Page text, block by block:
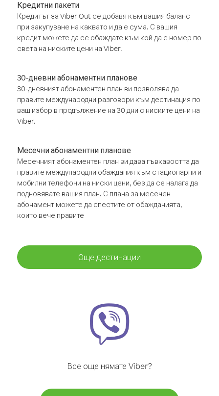
Кредитни пакети
Кредитът за Viber Out се добавя към вашия баланс
при закупуване на каквато и да е сума. С вашия
кредит можете да се обаждате към кой да е номер по
света на ниските цени на Viber.
30-дневни абонаментни планове
30-дневният абонаментен план ви позволява да
правите международни разговори към дестинация по
ваш избор в продължение на 30 дни с ниските цени на
Viber.
Месечни абонаментни планове
Месечният абонаментен план ви дава гъвкавостта да
правите международни обаждания към стационарни и
мобилни телефони на ниски цени, без да се налага да
подновявате вашия план. С плана за месечен
абонамент можете да спестите от обажданията,
които вече правите
Още дестинации
Все още нямате Viber?